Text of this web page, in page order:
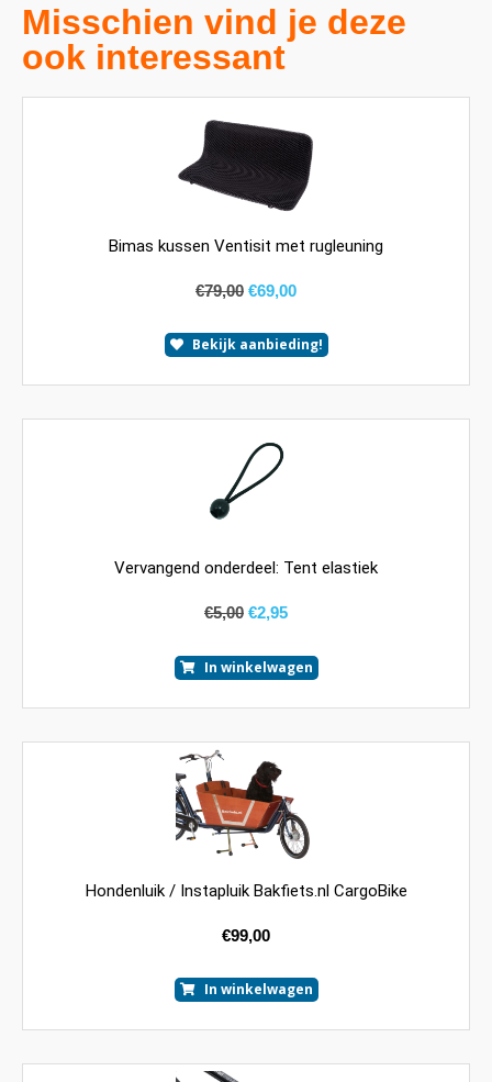
Misschien vind je deze
ook interessant
Bimas kussen Ventisit met rugleuning
€79,00 €69,00
Bekijk aanbieding!
Vervangend onderdeel: Tent elastiek
€5,00 €2,95
In winkelwagen
Hondenluik / Instapluik Bakfiets.nl CargoBike
€99,00
In winkelwagen